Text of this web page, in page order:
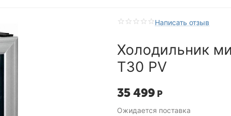
Написать отзыв
Холодильник
T30 PV
35 499 Р
Ожидается поставка